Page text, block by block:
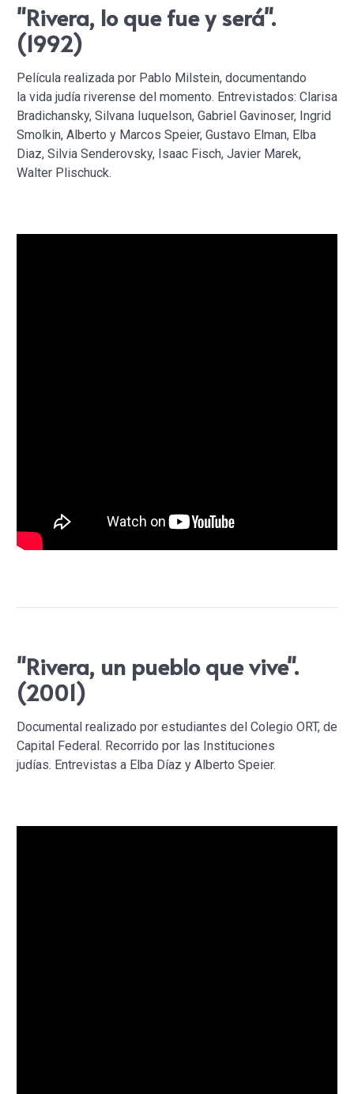
"Rivera, lo que fue y será".
(1992)
Película realizada por Pablo Milstein, documentando
la vida judía riverense del momento. Entrevistados: Clarisa
Bradichansky, Silvana Iuquelson, Gabriel Gavinoser, Ingrid
Smolkin, Alberto y Marcos Speier, Gustavo Elman, Elba
Diaz, Silvia Senderovsky, Isaac Fisch, Javier Marek,
Walter Plischuck.
"Rivera, un pueblo que vive".
(2001)
Documental realizado por estudiantes del Colegio ORT, de
Capital Federal. Recorrido por las Instituciones
judías. Entrevistas a Elba Díaz y Alberto Speier.